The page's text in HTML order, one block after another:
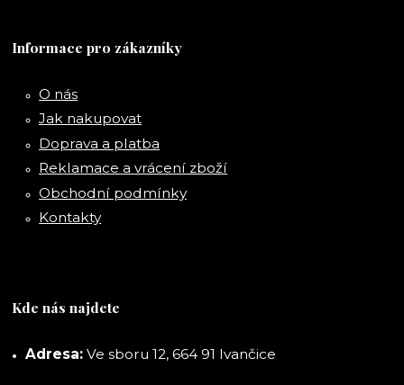
Informace pro zákazníky
O nás
Jak nakupovat
Doprava a platba
Reklamace a vrácení zboží
Obchodní podmínky
Kontakty
Kde nás najdete
Adresa: Ve sboru 12, 664 91 Ivančice